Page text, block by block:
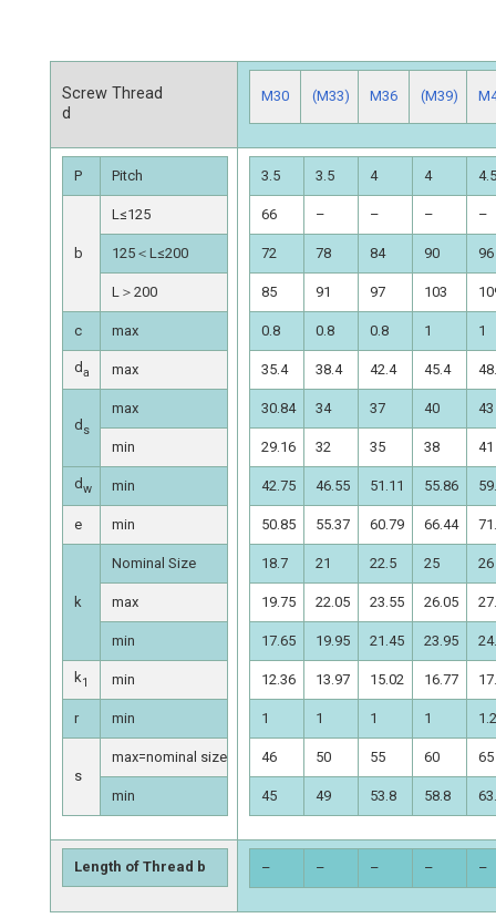
Screw Thread
d
M30 (M33) M36 (M39)
P Pitch
b
L≤125
125＜L≤200
L＞200
c max
da max
d s
max
min
dw min
e min
k
Nominal Size
max
min
k1 min
r min
s
max=nominal size
min
3.5 3.5 4 4 4.5
66 – – – –
72 78 84 90 96
85 91 97 103
0.8 0.8 0.8 1 1
35.4 38.4 42.4 45.4
30.84 34 37 40 43
29.16 32 35 38 41
42.75 46.55 51.11 55.86
50.85 55.37 60.79 66.44
18.7 21 22.5 25 26
19.75 22.05 23.55 26.05
17.65 19.95 21.45 23.95
12.36 13.97 15.02 16.77
1 1 1 1 1.2
46 50 55 60 65
45 49 53.8 58.8
Length of Thread b – – – – –